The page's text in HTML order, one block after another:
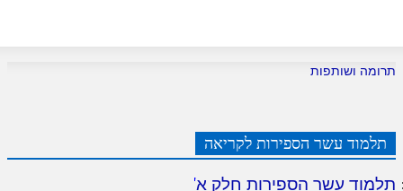
תרומה ושותפות
תלמוד עשר הספירות לקריאה
תלמוד עשר הספירות חלק א'